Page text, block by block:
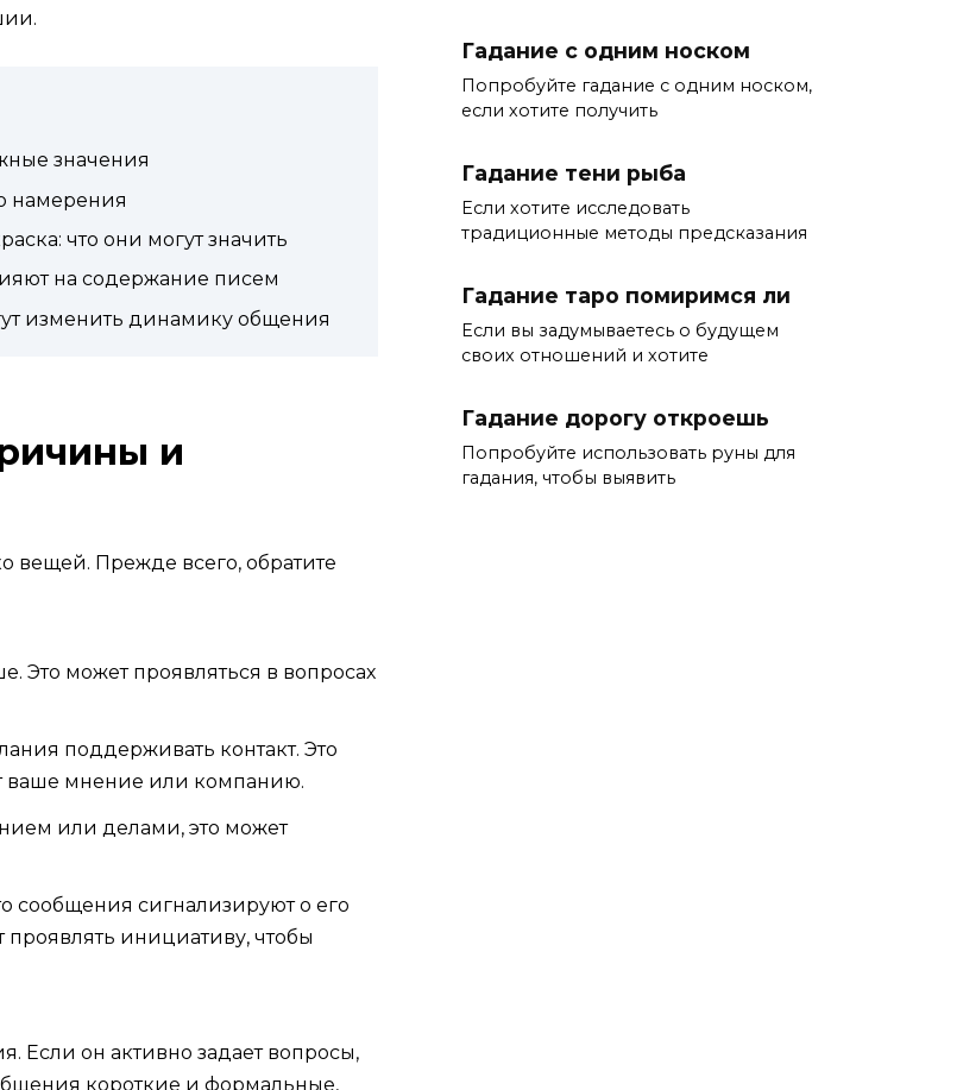
значения
намерения
что они могут значить
на содержание писем
изменить динамику общения
и
вещей. Прежде всего, обратите
Это может проявляться в вопросах
поддерживать контакт. Это
ваше мнение или компанию.
или делами, это может
сообщения сигнализируют о его
инициативу, чтобы
Если он активно задает вопросы,
короткие и формальные,
Гадание с одним носком
Попробуйте гадание с одним носком,
если хотите получить
Гадание тени рыба
Если хотите исследовать
традиционные методы предсказания
Гадание таро помиримся ли
Если вы задумываетесь о будущем
своих отношений и хотите
Гадание дорогу откроешь
Попробуйте использовать руны для
гадания, чтобы выявить